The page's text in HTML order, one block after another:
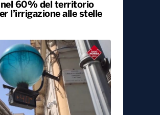
nel 60% del territorio
l’irrigazione alle stelle